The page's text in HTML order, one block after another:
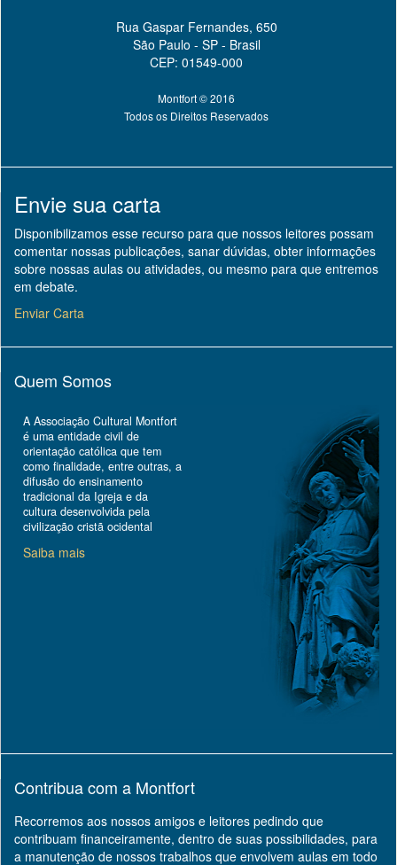
Rua Gaspar Fernandes, 650
São Paulo - SP - Brasil
CEP: 01549-000
Montfort © 2016
Todos os Direitos Reservados
Envie sua carta
Disponibilizamos esse recurso para que nossos leitores possam
comentar nossas publicações, sanar dúvidas, obter informações
sobre nossas aulas ou atividades, ou mesmo para que entremos
em debate.
Enviar Carta
Quem Somos
A Associação Cultural Montfort
é uma entidade civil de
orientação católica que tem
como finalidade, entre outras, a
difusão do ensinamento
tradicional da Igreja e da
cultura desenvolvida pela
civilização cristã ocidental
Saiba mais
Contribua com a Montfort
Recorremos aos nossos amigos e leitores pedindo que
contribuam financeiramente, dentro de suas possibilidades, para
a manutenção de nossos trabalhos que envolvem aulas em todo